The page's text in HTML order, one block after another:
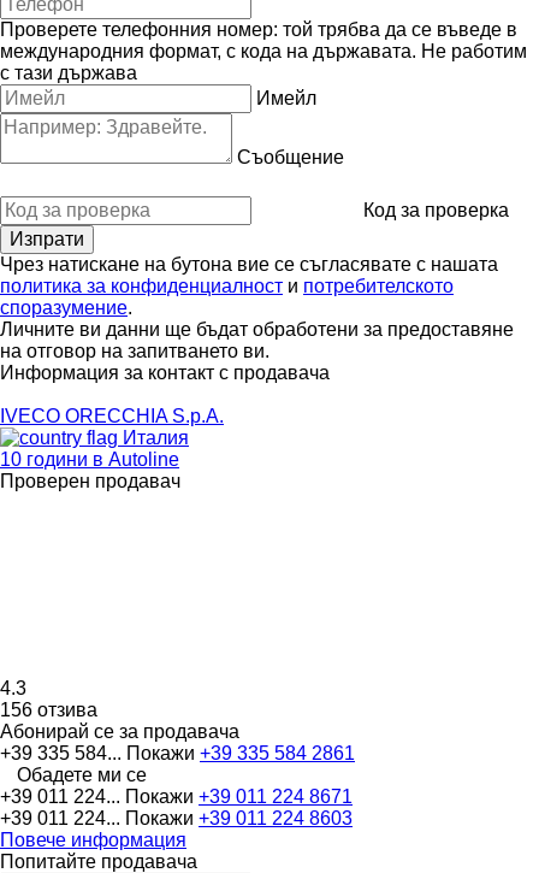
Проверете телефонния номер: той трябва да се въведе в
международния формат, с кода на държавата. Не работим
с тази държава
Имейл
Съобщение
Код за проверка
Чрез натискане на бутона вие се съгласявате с нашата
политика за конфиденциалност и потребителското
споразумение.
Личните ви данни ще бъдат обработени за предоставяне
на отговор на запитването ви.
Информация за контакт с продавача
IVECO ORECCHIA S.p.A.
Италия
10 години в Autoline
Проверен продавач
4.3
156 отзива
Абонирай се за продавача
+39 335 584... Покажи +39 335 584 2861
Обадете ми се
+39 011 224... Покажи +39 011 224 8671
+39 011 224... Покажи +39 011 224 8603
Повече информация
Попитайте продавача